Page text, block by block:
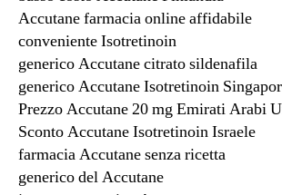
Accutane farmacia online affidabile
conveniente Isotretinoin
generico Accutane citrato sildenafila
generico Accutane Isotretinoin
Prezzo Accutane 20 mg Emirati Arabi
Sconto Accutane Isotretinoin Israele
farmacia Accutane senza ricetta
generico del Accutane